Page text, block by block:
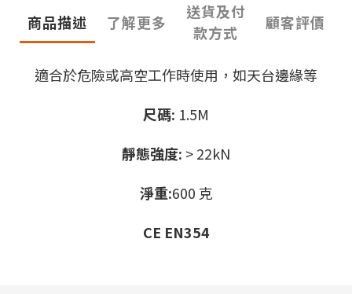
商品描述 了解更多
送貨及付
款方式
顧客評價
適合於危險或高空工作時使用，如天台邊緣等
尺碼: 1.5M
靜態強度: > 22kN
淨重:600 克
CE EN354